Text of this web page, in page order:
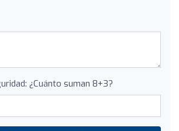
¿Cuánto suman 8+3?